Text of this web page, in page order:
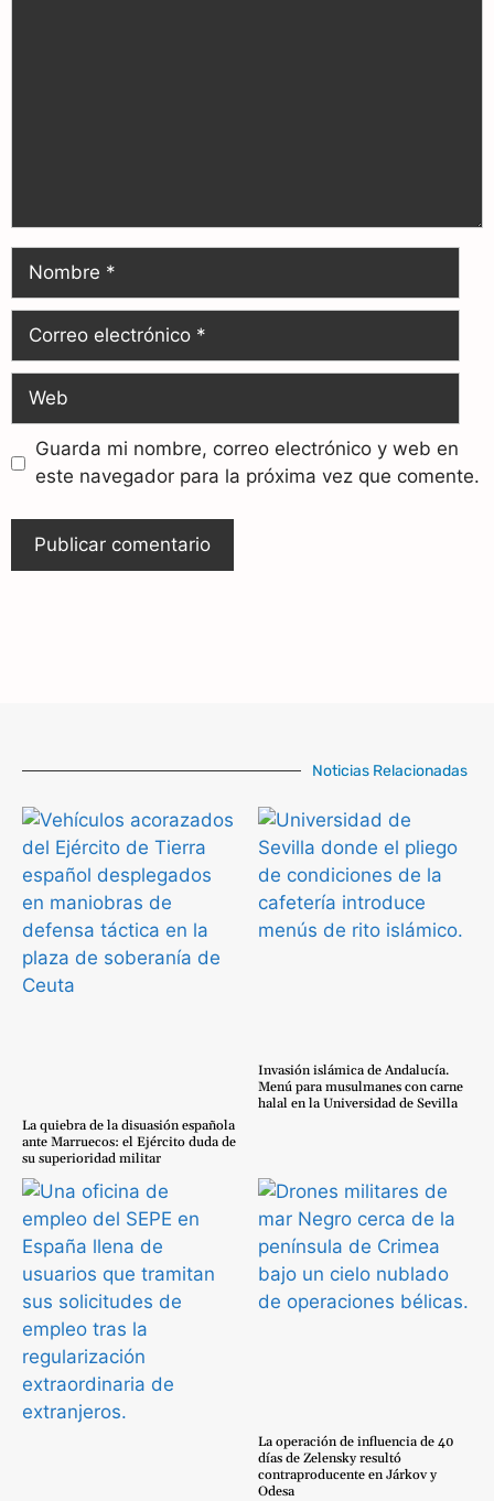
Guarda mi nombre, correo electrónico y web en
este navegador para la próxima vez que comente.
Noticias Relacionadas
La quiebra de la disuasión española
ante Marruecos: el Ejército duda de
su superioridad militar
Invasión islámica de Andalucía.
Menú para musulmanes con carne
halal en la Universidad de Sevilla
La operación de influencia de 40
días de Zelensky resultó
contraproducente en Járkov y
Odesa